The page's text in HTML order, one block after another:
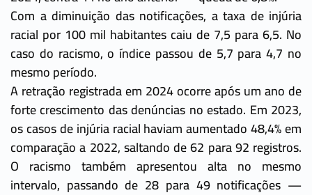
Com a diminuição das notificações, a taxa de injúria
racial por 100 mil habitantes caiu de 7,5 para 6,5. No
caso do racismo, o índice passou de 5,7 para 4,7 no
mesmo período.
A retração registrada em 2024 ocorre após um ano de
forte crescimento das denúncias no estado. Em 2023,
os casos de injúria racial haviam aumentado 48,4% em
comparação a 2022, saltando de 62 para 92 registros.
O racismo também apresentou alta no mesmo
intervalo, passando de 28 para 49 notificações —